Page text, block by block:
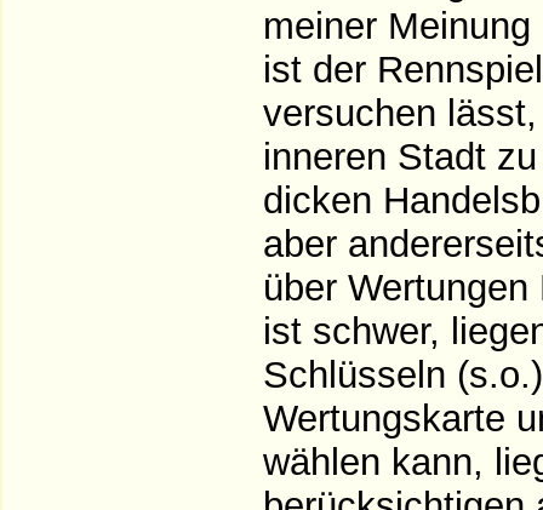
meiner
ist der
versuchen
inneren Stadt
dicken
aber
über
ist schwer,
Schlüsseln
Wertungskarte
wählen kann,